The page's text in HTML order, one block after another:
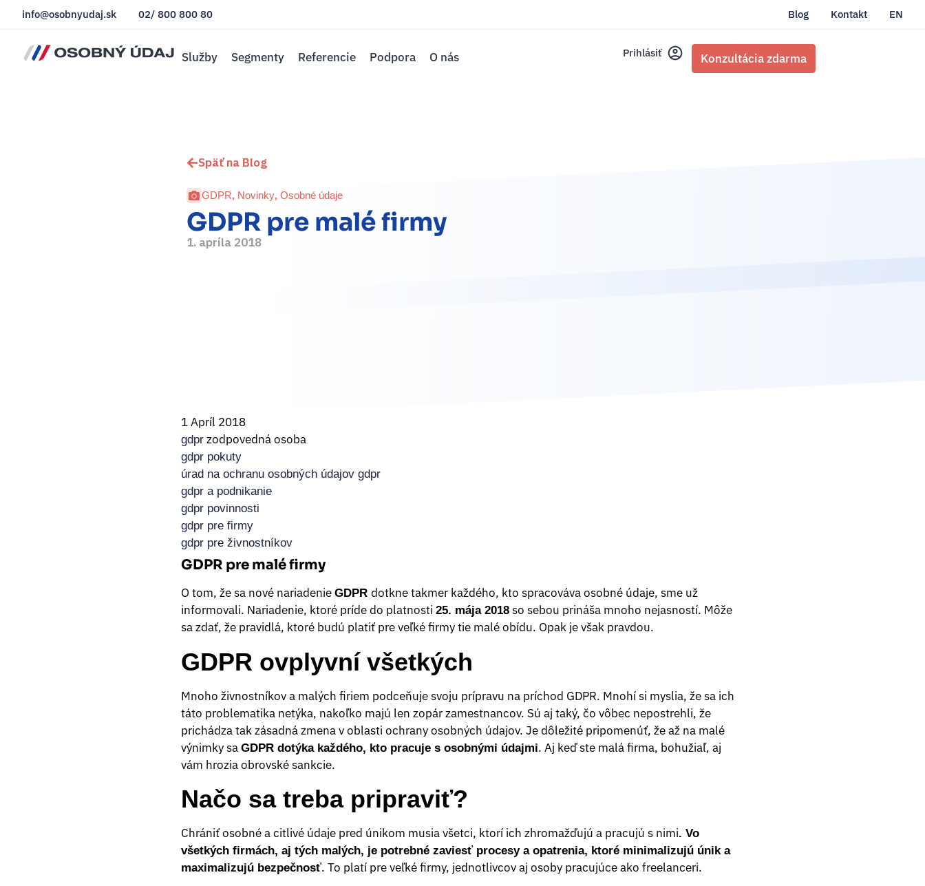
info@osobnyudaj.sk 02/ 800 800 80 Blog Kontakt EN
Služby Segmenty Referencie Podpora O nás Prihlásiť Konzultácia zdarma
Späť na Blog
GDPR, Novinky, Osobné údaje
GDPR pre malé firmy
1. apríla 2018
1 Apríl 2018
gdprzodpovedná osoba
gdpr pokuty
úrad na ochranu osobných údajov gdpr
gdpr a podnikanie
gdpr povinnosti
gdpr pre firmy
gdpr pre živnostníkov
GDPR pre malé firmy
O tom, že sa nové nariadenie GDPR dotkne takmer každého, kto spracováva osobné údaje, sme už
informovali. Nariadenie, ktoré príde do platnosti 25. mája 2018so sebou prináša mnoho nejasností. Môže
sa zdať, že pravidlá, ktoré budú platiť pre veľké firmy tie malé obídu. Opak je však pravdou.
GDPR ovplyvní všetkých
Mnoho živnostníkov a malých firiem podceňuje svoju prípravu na príchod GDPR. Mnohí si myslia, že sa ich
táto problematika netýka, nakoľko majú len zopár zamestnancov. Sú aj taký, čo vôbec nepostrehli, že
prichádza tak zásadná zmena v oblasti ochrany osobných údajov. Je dôležité pripomenúť, že až na malé
výnimky sa GDPR dotýka každého, kto pracuje s osobnými údajmi. Aj keď ste malá firma, bohužiaľ, aj
vám hrozia obrovské sankcie.
Načo sa treba pripraviť?
Chrániť osobné a citlivé údaje pred únikom musia všetci, ktorí ich zhromažďujú a pracujú s nimi. Vo
všetkých firmách, aj tých malých, je potrebné zaviesť procesy a opatrenia, ktoré minimalizujú únik a
maximalizujú bezpečnosť. To platí pre veľké firmy, jednotlivcov aj osoby pracujúce ako freelanceri.